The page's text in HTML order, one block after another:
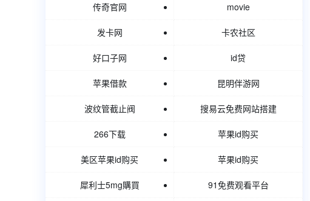
传奇官网 movie
发卡网 卡农社区
好口子网 id贷
苹果借款 昆明伴游网
波纹管截止阀 搜易云免费网站搭建
266下载 苹果id购买
美区苹果id购买 苹果id购买
犀利士5mg購買 91免费观看平台